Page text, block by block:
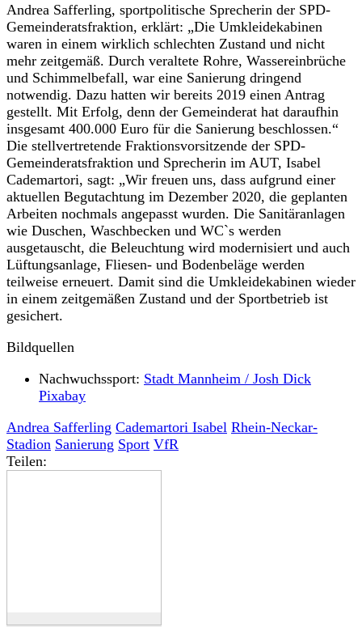
Andrea Safferling, sportpolitische Sprecherin der SPD-
Gemeinderatsfraktion, erklärt: „Die Umkleidekabinen
waren in einem wirklich schlechten Zustand und nicht
mehr zeitgemäß. Durch veraltete Rohre, Wassereinbrüche
und Schimmelbefall, war eine Sanierung dringend
notwendig. Dazu hatten wir bereits 2019 einen Antrag
gestellt. Mit Erfolg, denn der Gemeinderat hat daraufhin
insgesamt 400.000 Euro für die Sanierung beschlossen.“
Die stellvertretende Fraktionsvorsitzende der SPD-
Gemeinderatsfraktion und Sprecherin im AUT, Isabel
Cademartori, sagt: „Wir freuen uns, dass aufgrund einer
aktuellen Begutachtung im Dezember 2020, die geplanten
Arbeiten nochmals angepasst wurden. Die Sanitäranlagen
wie Duschen, Waschbecken und WC`s werden
ausgetauscht, die Beleuchtung wird modernisiert und auch
Lüftungsanlage, Fliesen- und Bodenbeläge werden
teilweise erneuert. Damit sind die Umkleidekabinen wieder
in einem zeitgemäßen Zustand und der Sportbetrieb ist
gesichert.
Bildquellen
Nachwuchssport: Stadt Mannheim / Josh Dick
Pixabay
Andrea Safferling Cademartori Isabel Rhein-Neckar-
Stadion Sanierung Sport VfR
Teilen: